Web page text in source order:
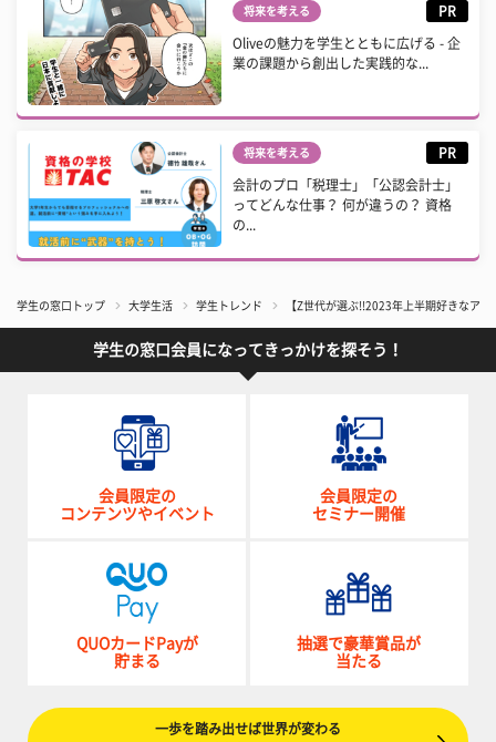
将来を考える PR
Oliveの魅力を学生とともに広げる - 企
業の課題から創出した実践的な...
将来を考える PR
会計のプロ「税理士」「公認会計士」
ってどんな仕事？ 何が違うの？ 資格
の...
学生の窓口トップ 大学生活 学生トレンド 【Z世代が選ぶ!!2023年上半期好きなア
学生の窓口会員になってきっかけを探そう！
会員限定の
コンテンツやイベント
会員限定の
セミナー開催
QUOカードPayが
貯まる
抽選で豪華賞品が
当たる
一歩を踏み出せば世界が変わる